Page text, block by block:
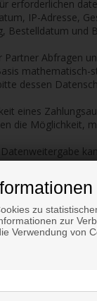
zu
zur
Verwendung von
erforderlichen
IP-Adresse,
Bestelldatum
Abfragen
dessen
eines
die
Bewertungen
Angebot der
ein